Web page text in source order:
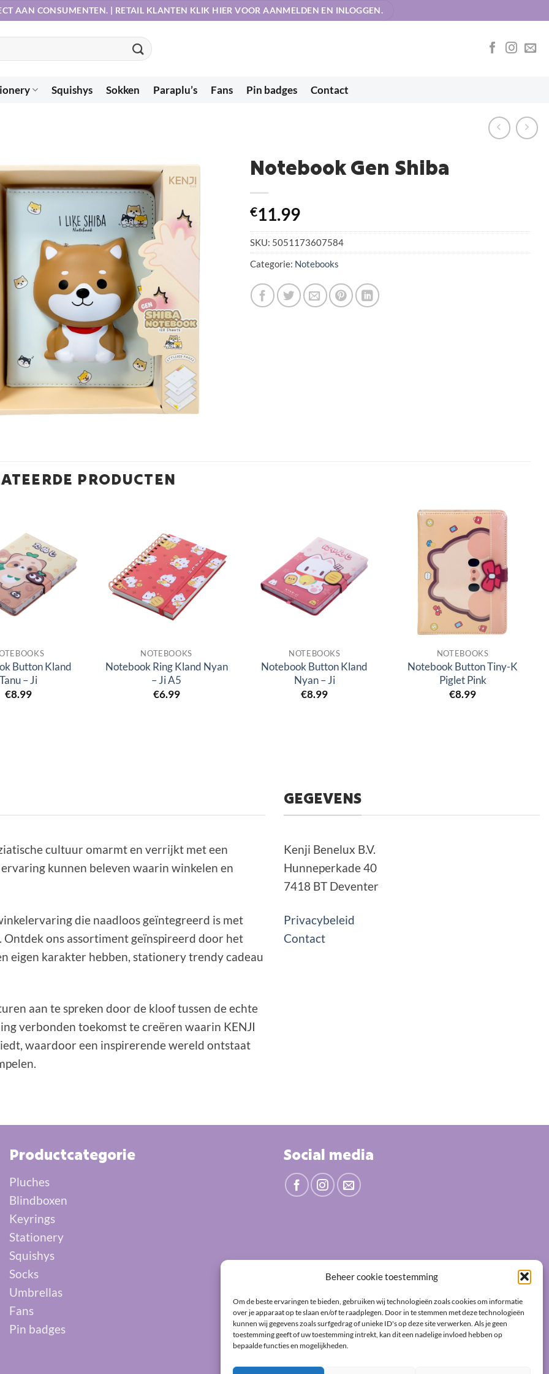
Beheer cookie toestemming
Om de beste ervaringen te bieden, gebruiken wij technologieën zoals cookies om informatie
over je apparaat op te slaan en/of te raadplegen. Door in te stemmen met deze technologieën
kunnen wij gegevens zoals surfgedrag of unieke ID's op deze site verwerken. Als je geen
toestemming geeft of uw toestemming intrekt, kan dit een nadelige invloed hebben op
bepaalde functies en mogelijkheden.
AAN CONSUMENTEN. | RETAIL KLANTEN KLIK HIER VOOR AANMELDEN EN INLOGGEN.
Squishys Sokken Paraplu’s Fans Pin badges Contact
Notebook Gen Shiba
€11.99
SKU: 5051173607584
Categorie: Notebooks
PRODUCTEN
Button Kland
Tanu – Ji
€8.99
NOTEBOOKS
Notebook Ring Kland Nyan
– Ji A5
€6.99
NOTEBOOKS
Notebook Button Kland
Nyan – Ji
€8.99
NOTEBOOKS
Notebook Button Tiny-K
Piglet Pink
€8.99
cultuur omarmt en verrijkt met een
kunnen beleven waarin winkelen en
die naadloos geïntegreerd is met
ons assortiment geïnspireerd door het
eigen karakter hebben, stationery trendy cadeau
aan te spreken door de kloof tussen de echte
verbonden toekomst te creëren waarin KENJI
waardoor een inspirerende wereld ontstaat
GEGEVENS
Kenji Benelux B.V.
Hunneperkade 40
7418 BT Deventer
Privacybeleid
Contact
Productcategorie
Pluches
Blindboxen
Keyrings
Stationery
Squishys
Socks
Umbrellas
Fans
Pin badges
Social media